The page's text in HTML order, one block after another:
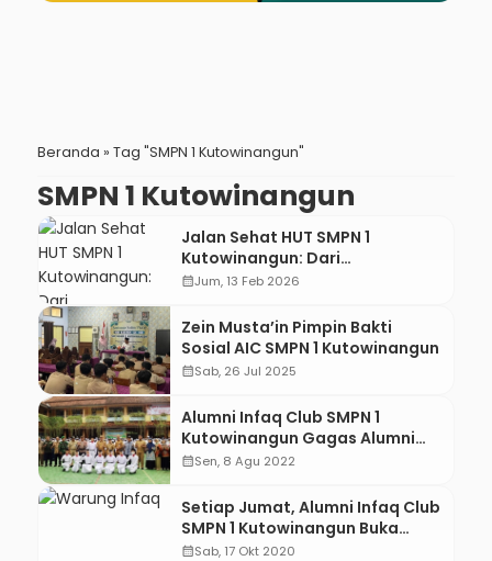
Beranda » Tag "SMPN 1 Kutowinangun"
SMPN 1 Kutowinangun
Jalan Sehat HUT SMPN 1
Kutowinangun: Dari
Penganugerahan Duta Literasi
Bupati
calendar_monthJum, 13 Feb 2026
Zein Musta’in Pimpin Bakti
Sosial AIC SMPN 1 Kutowinangun
calendar_monthSab, 26 Jul 2025
Alumni Infaq Club SMPN 1
Kutowinangun Gagas Alumni
Mengajar dan Peduli Anak Yatim
calendar_monthSen, 8 Agu 2022
Setiap Jumat, Alumni Infaq Club
SMPN 1 Kutowinangun Buka
Warung Gratis
calendar_monthSab, 17 Okt 2020